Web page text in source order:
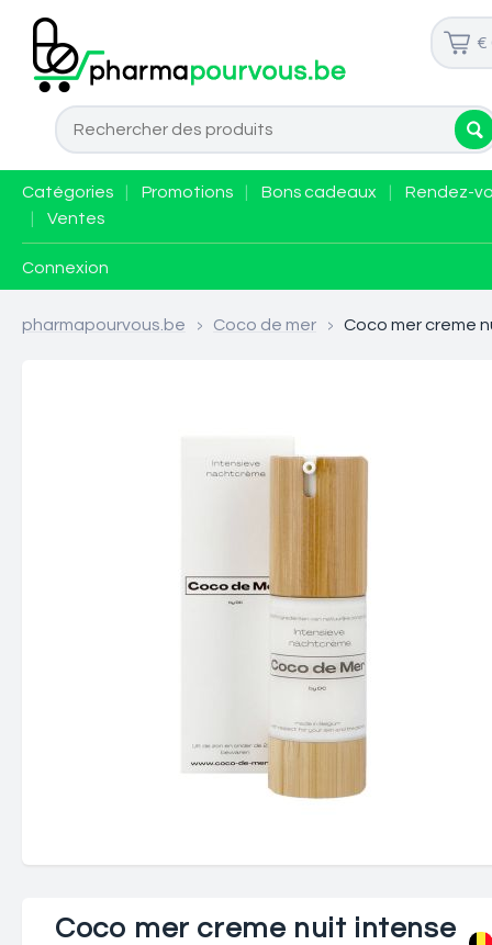
€
Catégories Promotions Bons cadeaux
Rendez-
Ventes
Connexion
pharmapourvous.be > Coco de mer > Coco mer creme
Coco mer creme nuit intense